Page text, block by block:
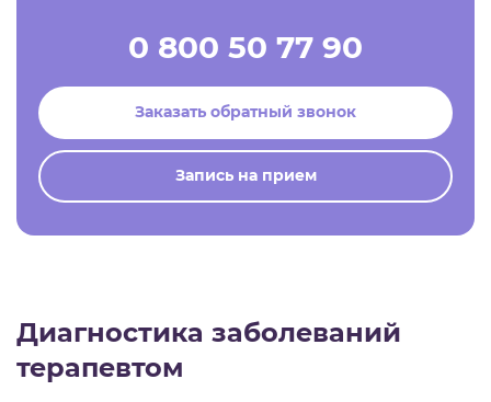
0 800 50 77 90
Заказать обратный звонок
Запись на прием
Диагностика заболеваний
терапевтом